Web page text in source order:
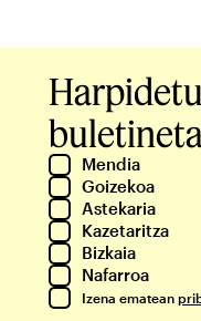
Mendia
Goizekoa
Astekaria
Kazetaritza
Bizkaia
Nafarroa
Izena ematean